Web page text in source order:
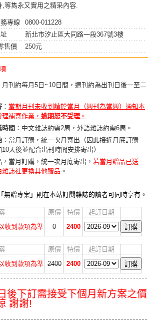
,等雋永又實用之精采內容.
專線
0800-011228
新北市汐止區大同路一段367號3樓
售價
250元
月刊約每月5日~10日間，週刊約為出刊日後一至二
： 當期月刊未收到請於當月（週刊為當週）通知本
補寄作業， 逾期恕不受理 。
時間 ：中文雜誌約需2周，外語雜誌約需6周。
：當月訂購，統一次月寄出（因此接近月底訂購
天後並配合出刊時間安排寄出）
當月訂購，統一次月底寄出， 若當月贈品已送
雜誌社更換其他贈品 。
無贈專案」則在本站訂閱雜誌的讀者可同時享有。
原價 特價 起訂日期
收到款項為準 0 2400
原價 特價 起訂日期
收到款項為準 2400 2400
後下訂需接受下個月新方案之價
謝謝!